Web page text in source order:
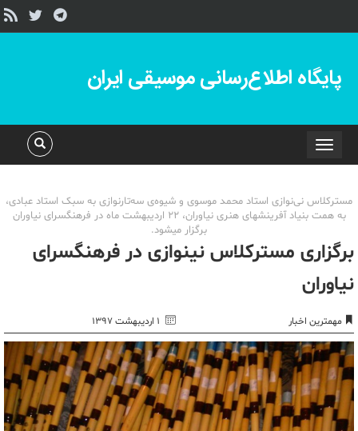
پایگاه اطلاع‌رسانی موسیقی ایران
Toggle
navigation
مسترکلاس نی‌‎نوازی استاد محمد موسوی و شیوه‌ی سه‌تارنوازی به سبک استاد عبادی،
به همت بنیاد آفرینش‎های هنری نیاوران، 22 اردیبهشت ماه در فرهنگسرای نیاوران
برگزار می‎شود.
برگزاری مسترکلاس نی‎نوازی در فرهنگسرای
نیاوران
مهمترین اخبار ۱ اردیبهشت ۱۳۹۷